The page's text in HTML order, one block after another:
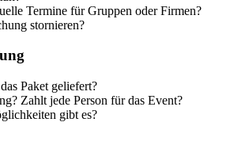
Termine für Gruppen oder Firmen?
stornieren?
Paket geliefert?
Zahlt jede Person für das Event?
gibt es?